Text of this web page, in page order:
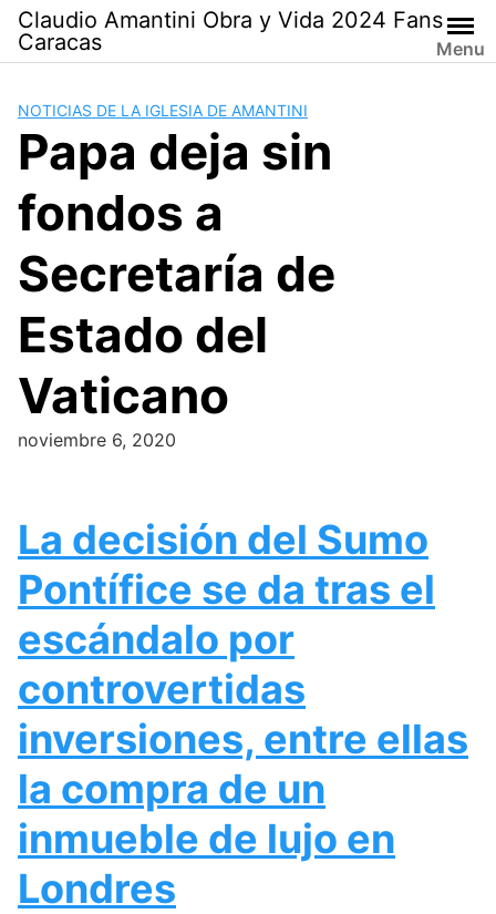
Saltar
contenido
Claudio Amantini Obra y Vida 2024 Fans
Caracas
Menu
NOTICIAS DE LA IGLESIA DE AMANTINI
Papa deja sin
fondos a
Secretaría de
Estado del
Vaticano
noviembre 6, 2020
La decisión del Sumo
Pontífice se da tras el
escándalo por
controvertidas
inversiones, entre ellas
la compra de un
inmueble de lujo en
Londres